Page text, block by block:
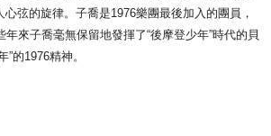
弦的旋律。子喬是1976樂團最後加入的團員，
來子喬毫無保留地發揮了“後摩登少年”時代的貝
的1976精神。